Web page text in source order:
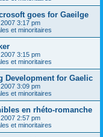
goes for Gaeilge
3:17 pm
et minoritaires
3:15 pm
et minoritaires
Development for Gaelic
3:09 pm
et minoritaires
en rhéto-romanche
2:57 pm
et minoritaires